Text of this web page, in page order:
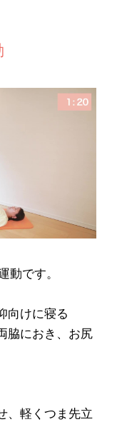
動です。
向けに寝る
脇におき、お尻
、軽くつま先立